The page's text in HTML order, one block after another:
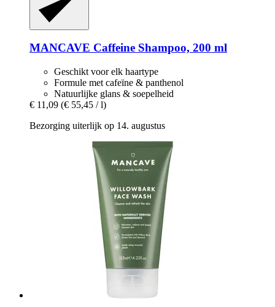
MANCAVE Caffeine Shampoo, 200 ml
Geschikt voor elk haartype
Formule met cafeïne & panthenol
Natuurlijke glans & soepelheid
€ 11,09 (€ 55,45 / l)
Bezorging uiterlijk op 14. augustus